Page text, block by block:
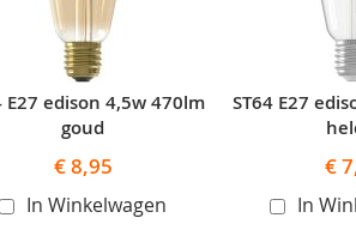
E27 edison 4,5w 470lm
goud
€ 8,95
In Winkelwagen
ST64 E27
€
In